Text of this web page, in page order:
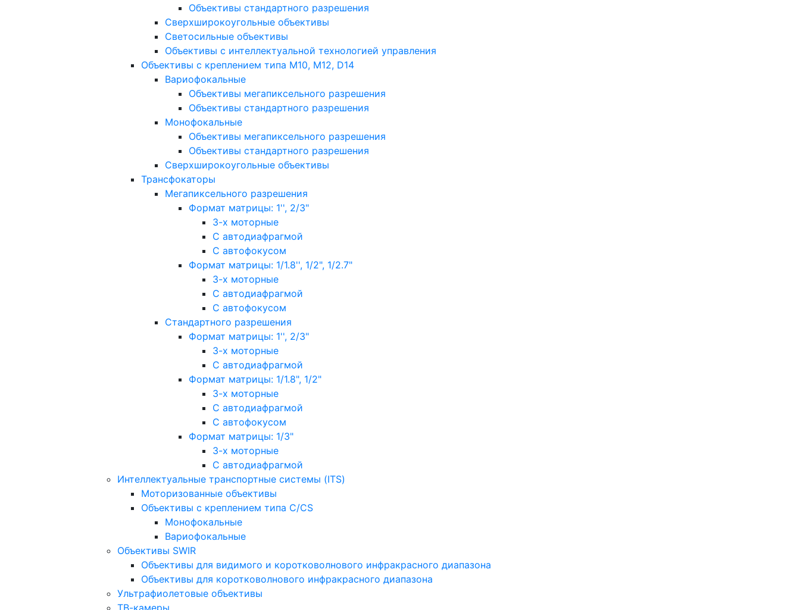
Объективы стандартного разрешения
Сверхширокоугольные объективы
Светосильные объективы
Объективы с интеллектуальной технологией управления
Объективы с креплением типа M10, M12, D14
Вариофокальные
Объективы мегапиксельного разрешения
Объективы стандартного разрешения
Монофокальные
Объективы мегапиксельного разрешения
Объективы стандартного разрешения
Сверхширокоугольные объективы
Трансфокаторы
Мегапиксельного разрешения
Формат матрицы: 1'', 2/3"
3-х моторные
С автодиафрагмой
С автофокусом
Формат матрицы: 1/1.8'', 1/2", 1/2.7"
3-х моторные
С автодиафрагмой
С автофокусом
Стандартного разрешения
Формат матрицы: 1'', 2/3"
3-х моторные
С автодиафрагмой
Формат матрицы: 1/1.8", 1/2"
3-х моторные
С автодиафрагмой
С автофокусом
Формат матрицы: 1/3"
3-х моторные
С автодиафрагмой
Интеллектуальные транспортные системы (ITS)
Моторизованные объективы
Объективы с креплением типа C/CS
Монофокальные
Вариофокальные
Объективы SWIR
Объективы для видимого и коротковолнового инфракрасного диапазона
Объективы для коротковолнового инфракрасного диапазона
Ультрафиолетовые объективы
ТВ-камеры